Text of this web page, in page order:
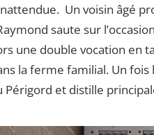
Un voisin âgé
saute sur
une double vocation en
la ferme familial. Un
Périgord et distille